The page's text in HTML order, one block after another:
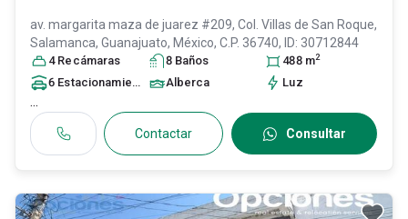
av. margarita maza de juarez #209, Col. Villas de San Roque,
Salamanca, Guanajuato, México, C.P. 36740, ID: 30712844
4 Recámaras 8 Baños 488 m2
6 Estacionamiento s Alberca Luz
...
Contactar Consultar